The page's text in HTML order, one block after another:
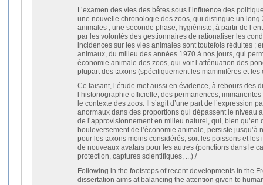
L’examen des vies des bêtes sous l’influence des
une nouvelle chronologie des zoos, qui distingue un long
animales ; une seconde phase, hygiéniste, à partir de
par les volontés des gestionnaires de rationaliser les
incidences sur les vies animales sont toutefois réduites ;
animaux, du milieu des années 1970 à nos jours, qui
économie animale des zoos, qui voit l’atténuation des
plupart des taxons (spécifiquement les mammifères et les
Ce faisant, l’étude met aussi en évidence, à rebours des
l’historiographie officielle, des permanences,
le contexte des zoos. Il s’agit d’une part de l’expression
anormaux dans des proportions qui dépassent le niveau
de l’approvisionnement en milieu naturel, qui, bien qu’en
bouleversement de l’économie animale, persiste jusqu’à
pour les taxons moins considérés, soit les poissons et les
de nouveaux avatars pour les autres (ponctions dans le
protection, captures scientifiques, ...)./
Following in the footsteps of recent developments in the
dissertation aims at balancing the attention given to